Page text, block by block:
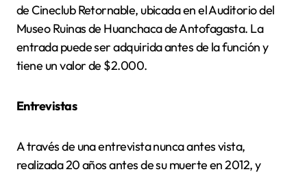
de Cineclub Retornable, ubicada en el Auditorio del
Museo Ruinas de Huanchaca de Antofagasta. La
entrada puede ser adquirida antes de la función y
tiene un valor de $2.000.
Entrevistas
A través de una entrevista nunca antes vista,
realizada 20 años antes de su muerte en 2012, y